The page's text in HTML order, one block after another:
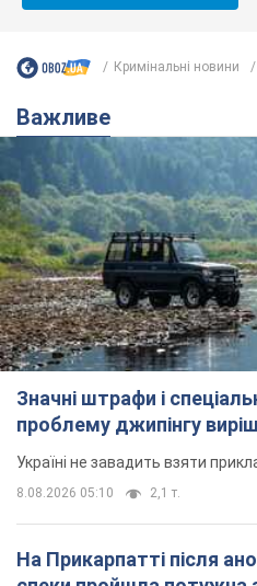
Кримінальні новини
Важливе
Значні штрафи і
проблему джипінгу
Україні не завадить взяти
8.08.2026 05:10 2,1 т.
На Прикарпатті після